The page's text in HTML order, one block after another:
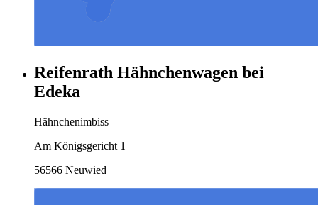
Reifenrath Hähnchenwagen bei
Edeka
Hähnchenimbiss
Am Königsgericht 1
56566 Neuwied